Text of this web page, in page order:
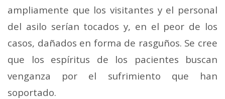
ampliamente que los visitantes y el personal
del asilo serían tocados y, en el peor de los
casos, dañados en forma de rasguños. Se cree
que los espíritus de los pacientes buscan
venganza por el sufrimiento que han
soportado.